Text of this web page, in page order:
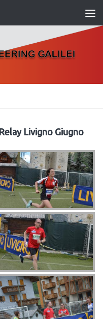
Livigno Giugno